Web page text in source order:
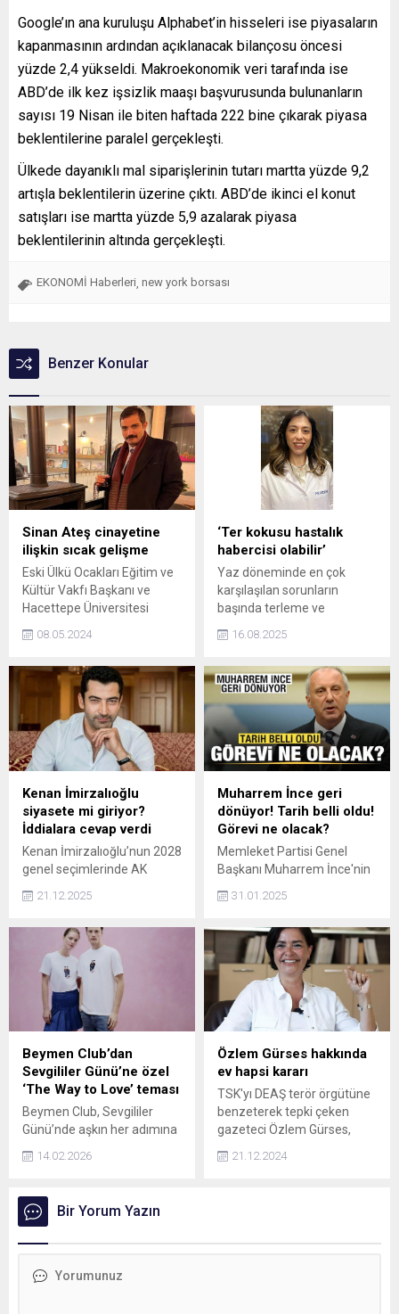
Google’ın ana kuruluşu Alphabet’in hisseleri ise piyasaların
kapanmasının ardından açıklanacak bilançosu öncesi
yüzde 2,4 yükseldi. Makroekonomik veri tarafında ise
ABD’de ilk kez işsizlik maaşı başvurusunda bulunanların
sayısı 19 Nisan ile biten haftada 222 bine çıkarak piyasa
beklentilerine paralel gerçekleşti.
Ülkede dayanıklı mal siparişlerinin tutarı martta yüzde 9,2
artışla beklentilerin üzerine çıktı. ABD’de ikinci el konut
satışları ise martta yüzde 5,9 azalarak piyasa
beklentilerinin altında gerçekleşti.
EKONOMİ Haberleri new york borsası
Benzer Konular
Sinan Ateş cinayetine
ilişkin sıcak gelişme
Eski Ülkü Ocakları Eğitim ve
Kültür Vakfı Başkanı ve
Hacettepe Üniversitesi
Ateşin öldürülmesine ilişkin
hazırlanan iddianame
Ankara 32. Ağır Ceza
Mahkemesince kabul edildi.
08.05.2024
‘Ter kokusu hastalık
habercisi olabilir’
Yaz döneminde en çok
karşılaşılan sorunların
başında terleme ve
vücut kokuları oluyor diyen
Betül Bal, “Bu durum
genellikle beslenme ve
yaşam tarzı ile doğrudan
ilişkili olabilirken, bazen
daha ciddi sağlık sorunlarını
haber verebiliyor” dedi.
16.08.2025
Kenan İmirzalıoğlu
siyasete mi giriyor?
İddialara cevap verdi
Kenan İmirzalıoğlu’nun 2028
genel seçimlerinde AK
olacağı yönündeki iddialar
oyunculuğu devam
ettireceğini söyleyerek
iddialara cevap verdi.
21.12.2025
Muharrem İnce geri
dönüyor! Tarih belli oldu!
Görevi ne olacak?
Memleket Partisi Genel
Başkanı Muharrem İnce'nin
dönmesine ilişkin
yeni iddialar ortaya atıldı
31.01.2025
Beymen Club’dan
Sevgililer Günü’ne özel
‘The Way to Love’ teması
Beymen Club, Sevgililer
Günü’nde aşkın her adımına
fonksiyonel parçaları ‘The
araya getiriyor. Enerjik ve
özgür stil anlayışıyla
kullanılabilen tasarımlar,
14.02.2026
Özlem Gürses hakkında
ev hapsi kararı
TSK'yı DEAŞ terör örgütüne
benzeterek tepki çeken
gazeteci Özlem Gürses,
ardından tutuklanma
21.12.2024
Bir Yorum Yazın